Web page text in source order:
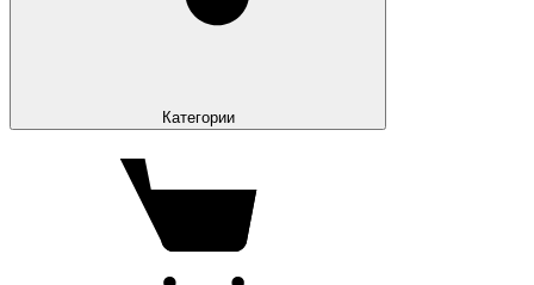
Категории